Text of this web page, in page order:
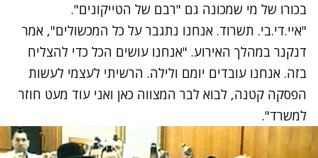
בכורו של מי שמכונה גם "רבם של הטייקונים".
"איי.די.בי. תשרוד. אנחנו נתגבר על כל המכשולים", אמר
דנקנר במהלך האירוע. "אנחנו עושים הכל כדי להצליח
בזה. אנחנו עובדים יומם ולילה. הרשיתי לעצמי לעשות
הפסקה קטנה, לבוא לבר המצווה כאן ואני עוד מעט חוזר
למשרד".